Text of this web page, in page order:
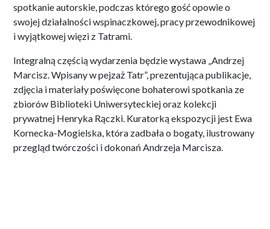
spotkanie autorskie, podczas którego gość opowie o
swojej działalności wspinaczkowej, pracy przewodnikowej
i wyjątkowej więzi z Tatrami.
Integralną częścią wydarzenia będzie wystawa „Andrzej
Marcisz. Wpisany w pejzaż Tatr”, prezentująca publikacje,
zdjęcia i materiały poświęcone bohaterowi spotkania ze
zbiorów Biblioteki Uniwersyteckiej oraz kolekcji
prywatnej Henryka Rączki. Kuratorką ekspozycji jest Ewa
Kornecka-Mogielska, która zadbała o bogaty, ilustrowany
przegląd twórczości i dokonań Andrzeja Marcisza.